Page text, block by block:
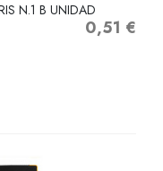
N.1 B UNIDAD
Precio
0,51 €